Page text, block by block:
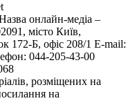
онлайн-медіа –
місто Київ,
Б, офіс 208/1 E-mail:
044-205-43-00
розміщених на
на